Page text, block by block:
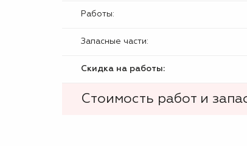
Работы:
Запасные части:
Скидка на работы:
Стоимость работ и